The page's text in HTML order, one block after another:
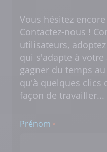
Vous hésitez
Contactez-nous !
utilisateurs,
qui s'adapte à
gagner du temps
qu'à quelques clics
façon de travailler...
Prénom *